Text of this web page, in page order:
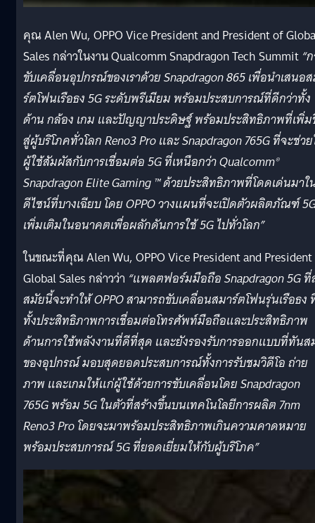
คุณ Alen Wu, OPPO Vice President and President of
Sales กล่าวในงาน Qualcomm Snapdragon Tech Summit “
ขับเคลื่อนอุปกรณ์ของเราด้วย Snapdragon 865 เพื่อนำเสนอ
ร์ตโฟนเรือธง 5G ระดับพรีเมียม พร้อมประสบการณ์ที่ดีกว่าทั้ง
ด้าน กล้อง เกม และปัญญาประดิษฐ์ พร้อมประสิทธิภาพที่เพิ่
สู่ผู้บริโภคทั่วโลก Reno3 Pro และ Snapdragon 765G ที่จะช่ว
ผู้ใช้สัมผัสกับการเชื่อมต่อ 5G ที่เหนือกว่า Qualcomm®
Snapdragon Elite Gaming ™ ด้วยประสิทธิภาพที่โดดเด่นมาใ
ดีไซน์ที่บางเฉียบ โดย OPPO วางแผนที่จะเปิดตัวผลิตภัณฑ์
เพิ่มเติมในอนาคตเพื่อผลักดันการใช้ 5G ไปทั่วโลก”
ในขณะที่คุณ Alen Wu, OPPO Vice President and
Global Sales กล่าวว่า “แพลตฟอร์มมือถือ Snapdragon 5G ที่
สมัยนี้จะทำให้ OPPO สามารถขับเคลื่อนสมาร์ตโฟนรุ่นเรือธง
ทั้งประสิทธิภาพการเชื่อมต่อโทรศัพท์มือถือและประสิทธิภาพ
ด้านการใช้พลังงานที่ดีที่สุด และยังรองรับการออกแบบที่ทัน
ของอุปกรณ์ มอบสุดยอดประสบการณ์ทั้งการรับชมวิดีโอ ถ่าย
ภาพ และเกมให้แก่ผู้ใช้ด้วยการขับเคลื่อนโดย Snapdragon
765G พร้อม 5G ในตัวที่สร้างขึ้นบนเทคโนโลยีการผลิต 7nm
Reno3 Pro โดยจะมาพร้อมประสิทธิภาพเกินความคาดหมาย
พร้อมประสบการณ์ 5G ที่ยอดเยี่ยมให้กับผู้บริโภค”